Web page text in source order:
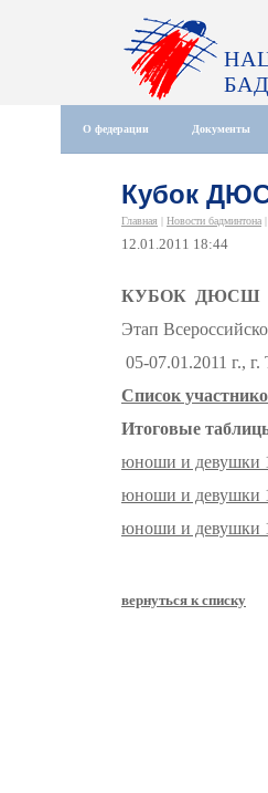
О федерации Документы
Кубок
Главная | Новости бадминтона |
12.01.2011 18:44
КУБОК ДЮСШ
Этап
05-07.01.2011 г.,
Список
Итоговые
юноши и девушки
юноши и девушки
юноши и девушки
вернуться к списку